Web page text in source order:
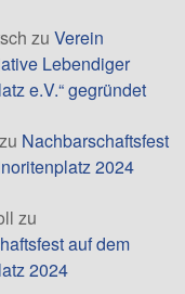
zuVerein
Lebendiger
e.V.“ gegründet
Nachbarschaftsfest
2024
zu
auf dem
2024